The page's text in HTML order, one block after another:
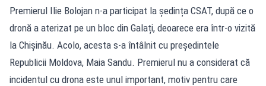
Premierul Ilie Bolojan n-a participat la ședința CSAT, după ce o
dronă a aterizat pe un bloc din Galați, deoarece era într-o vizită
la Chișinău. Acolo, acesta s-a întâlnit cu președintele
Republicii Moldova, Maia Sandu. Premierul nu a considerat că
incidentul cu drona este unul important, motiv pentru care